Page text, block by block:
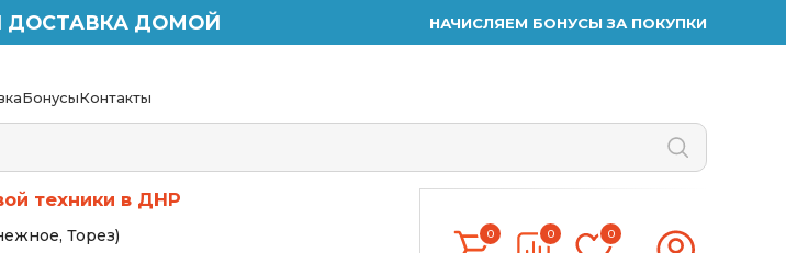
ДОСТАВКА ДОМОЙ НАЧИСЛЯЕМ БОНУСЫ ЗА ПОКУПКИ
БонусыКонтакты
техники в ДНР
Торез)
0 0 0